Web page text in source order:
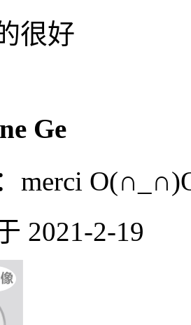
很好
Ge
merci
2021-2-19